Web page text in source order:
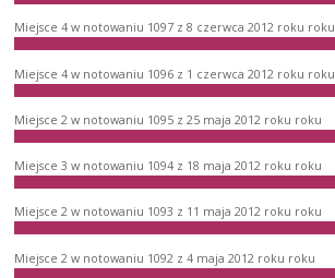
Miejsce 4 w notowaniu 1097 z 8 czerwca 2012 roku roku
Miejsce 4 w notowaniu 1096 z 1 czerwca 2012 roku roku
Miejsce 2 w notowaniu 1095 z 25 maja 2012 roku roku
Miejsce 3 w notowaniu 1094 z 18 maja 2012 roku roku
Miejsce 2 w notowaniu 1093 z 11 maja 2012 roku roku
Miejsce 2 w notowaniu 1092 z 4 maja 2012 roku roku